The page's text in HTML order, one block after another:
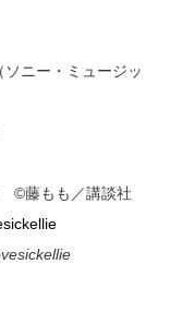
ニー・ミュージッ
©藤もも／講談社